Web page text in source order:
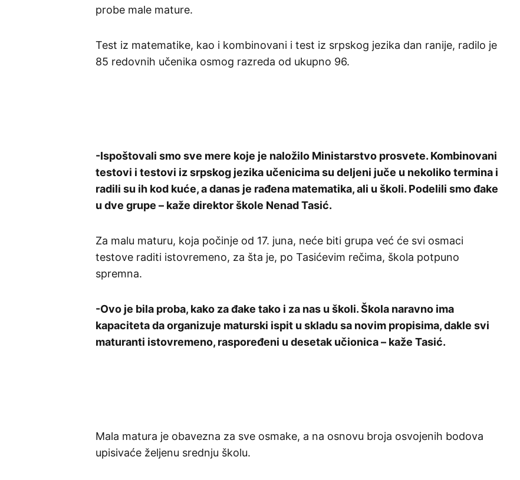
probe male mature.
Test iz matematike, kao i kombinovani i test iz srpskog jezika dan ranije, radilo je
85 redovnih učenika osmog razreda od ukupno 96.
-Ispoštovali smo sve mere koje je naložilo Ministarstvo prosvete. Kombinovani
testovi i testovi iz srpskog jezika učenicima su deljeni juče u nekoliko termina i
radili su ih kod kuće, a danas je rađena matematika, ali u školi. Podelili smo đake
u dve grupe – kaže direktor škole Nenad Tasić.
Za malu maturu, koja počinje od 17. juna, neće biti grupa već će svi osmaci
testove raditi istovremeno, za šta je, po Tasićevim rečima, škola potpuno
spremna.
-Ovo je bila proba, kako za đake tako i za nas u školi. Škola naravno ima
kapaciteta da organizuje maturski ispit u skladu sa novim propisima, dakle svi
maturanti istovremeno, raspoređeni u desetak učionica – kaže Tasić.
Mala matura je obavezna za sve osmake, a na osnovu broja osvojenih bodova
upisivaće željenu srednju školu.